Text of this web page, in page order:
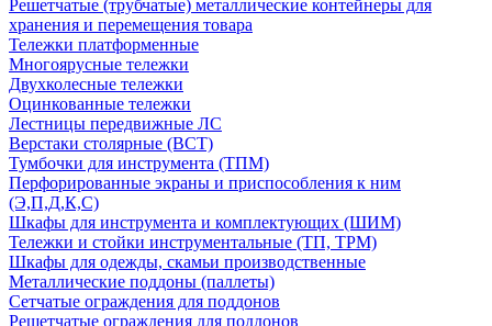
Решетчатые (трубчатые) металлические контейнеры для
хранения и перемещения товара
Тележки платформенные
Многоярусные тележки
Двухколесные тележки
Оцинкованные тележки
Лестницы передвижные ЛС
Верстаки столярные (ВСТ)
Тумбочки для инструмента (ТПМ)
Перфорированные экраны и приспособления к ним
(Э,П,Д,К,С)
Шкафы для инструмента и комплектующих (ШИМ)
Тележки и стойки инструментальные (ТП, ТРМ)
Шкафы для одежды, скамьи производственные
Металлические поддоны (паллеты)
Сетчатые ограждения для поддонов
Решетчатые ограждения для поддонов